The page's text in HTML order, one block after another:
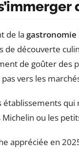
de la gastronomie
de découverte
de goûter des
pas vers les
établissements
ou les
appréciée en